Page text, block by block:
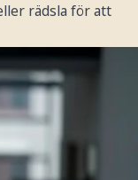
rädsla för att